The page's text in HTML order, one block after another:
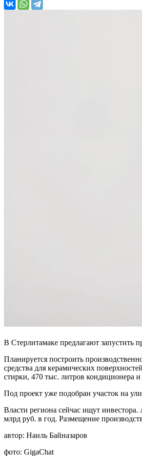
В Стерлитамаке предлагают запустить
Планируется построить
средства для керамических
стирки, 470 тыс. литров кондиционера
Под проект уже подобран участок на
Власти региона сейчас ищут
млрд руб. в год. Размещение
автор: Наиль Байназаров
фото: GigaChat